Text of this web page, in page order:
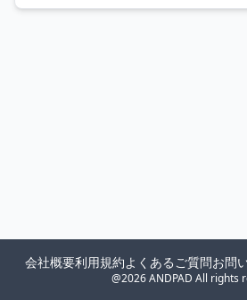
@2026 ANDPAD All rights
会社概要利用規約よくあるご質問お問